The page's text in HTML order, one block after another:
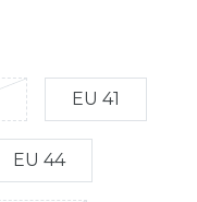
EU 41
EU 44